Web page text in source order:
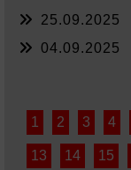
25.09.2025
04.09.2025
1 2 3 4
13 14 15